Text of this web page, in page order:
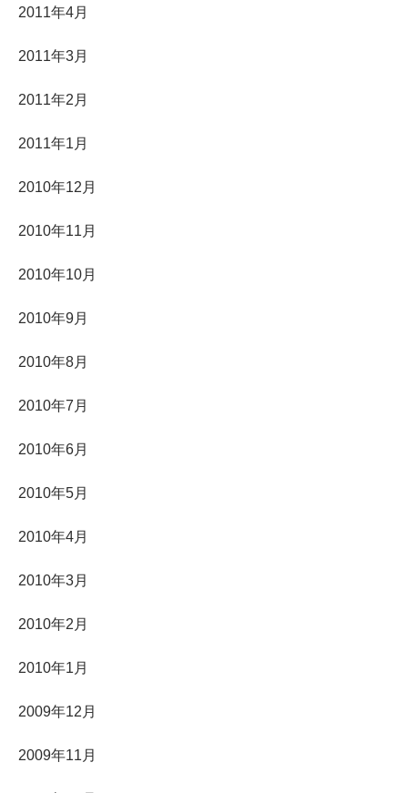
2011年4月
2011年3月
2011年2月
2011年1月
2010年12月
2010年11月
2010年10月
2010年9月
2010年8月
2010年7月
2010年6月
2010年5月
2010年4月
2010年3月
2010年2月
2010年1月
2009年12月
2009年11月